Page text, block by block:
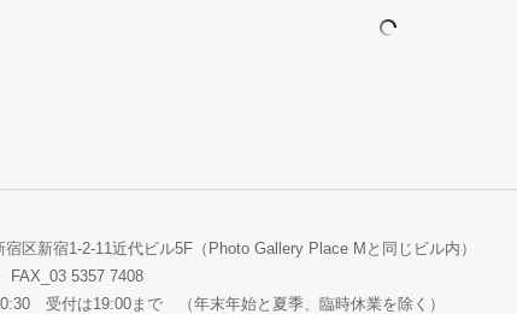
宿区新宿1-2-11近代ビル5F（Photo Gallery Place Mと同じビル内）
5357 7408
受付は19:00まで （年末年始と夏季、臨時休業を除く）